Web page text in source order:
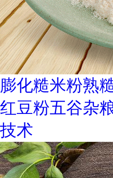
膨化糙米粉熟
红豆粉五谷杂
技术